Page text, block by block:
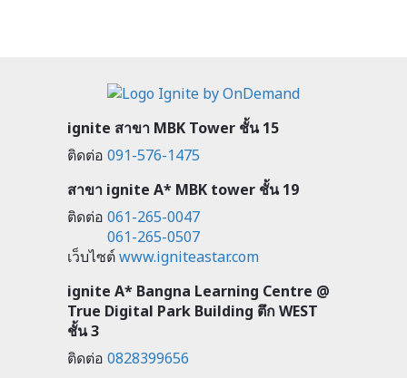
ignite สาขา MBK Tower ชั้น 15
ติดต่อ 091-576-1475
สาขา ignite A* MBK tower ชั้น 19
ติดต่อ 061-265-0047
061-265-0507
เว็บไซต์www.igniteastar.com
ignite A* Bangna Learning Centre @
True Digital Park Building ตึก WEST
ชั้น 3
ติดต่อ 0828399656